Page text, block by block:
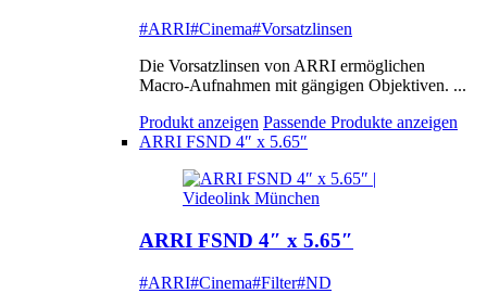
#ARRI#Cinema#Vorsatzlinsen
Die Vorsatzlinsen von ARRI ermöglichen
Macro-Aufnahmen mit gängigen Objektiven. ...
Produkt anzeigen Passende Produkte anzeigen
ARRI FSND 4″ x 5.65″
ARRI FSND 4″ x 5.65″
#ARRI#Cinema#Filter#ND